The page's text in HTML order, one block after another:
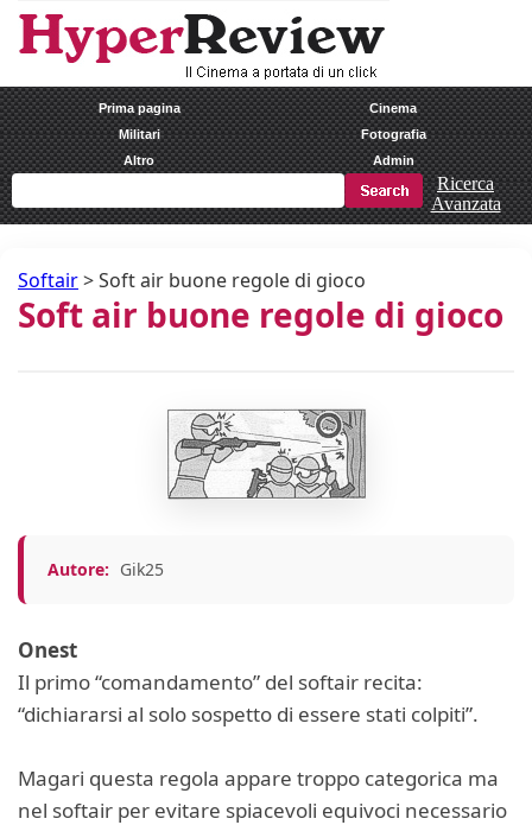
Prima pagina
Cinema
Militari
Fotografia
Altro
Admin
Ricerca
Avanzata
Softair>Soft air buone regole di gioco
Soft air buone regole di gioco
Autore: Gik25
Onest
Il primo “comandamento” del softair recita:
“dichiararsi al solo sospetto di essere stati colpiti”.
Magari questa regola appare troppo categorica ma
nel softair per evitare spiacevoli equivoci necessario